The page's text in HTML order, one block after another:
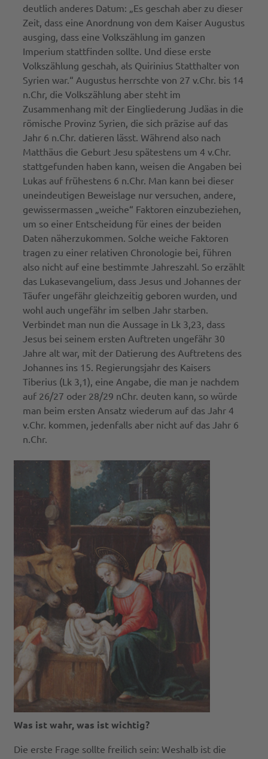
deutlich anderes Datum: „Es geschah aber zu dieser
Zeit, dass eine Anordnung von dem Kaiser Augustus
ausging, dass eine Volkszählung im ganzen
Imperium stattfinden sollte. Und diese erste
Volkszählung geschah, als Quirinius Statthalter von
Syrien war.“ Augustus herrschte von 27 v.Chr. bis 14
n.Chr, die Volkszählung aber steht im
Zusammenhang mit der Eingliederung Judäas in die
römische Provinz Syrien, die sich präzise auf das
Jahr 6 n.Chr. datieren lässt. Während also nach
Matthäus die Geburt Jesu spätestens um 4 v.Chr.
stattgefunden haben kann, weisen die Angaben bei
Lukas auf frühestens 6 n.Chr. Man kann bei dieser
uneindeutigen Beweislage nur versuchen, andere,
gewissermassen „weiche“ Faktoren einzubeziehen,
um so einer Entscheidung für eines der beiden
Daten näherzukommen. Solche weiche Faktoren
tragen zu einer relativen Chronologie bei, führen
also nicht auf eine bestimmte Jahreszahl. So erzählt
das Lukasevangelium, dass Jesus und Johannes der
Täufer ungefähr gleichzeitig geboren wurden, und
wohl auch ungefähr im selben Jahr starben.
Verbindet man nun die Aussage in Lk 3,23, dass
Jesus bei seinem ersten Auftreten ungefähr 30
Jahre alt war, mit der Datierung des Auftretens des
Johannes ins 15. Regierungsjahr des Kaisers
Tiberius (Lk 3,1), eine Angabe, die man je nachdem
auf 26/27 oder 28/29 nChr. deuten kann, so würde
man beim ersten Ansatz wiederum auf das Jahr 4
v.Chr. kommen, jedenfalls aber nicht auf das Jahr 6
n.Chr.
Was ist wahr, was ist wichtig?
Die erste Frage sollte freilich sein: Weshalb ist die